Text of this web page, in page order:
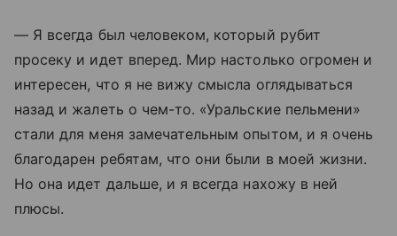
— Я всегда был человеком, который рубит
просеку и идет вперед. Мир настолько огромен и
интересен, что я не вижу смысла оглядываться
назад и жалеть о чем-то. «Уральские пельмени»
стали для меня замечательным опытом, и я очень
благодарен ребятам, что они были в моей жизни.
Но она идет дальше, и я всегда нахожу в ней
плюсы.